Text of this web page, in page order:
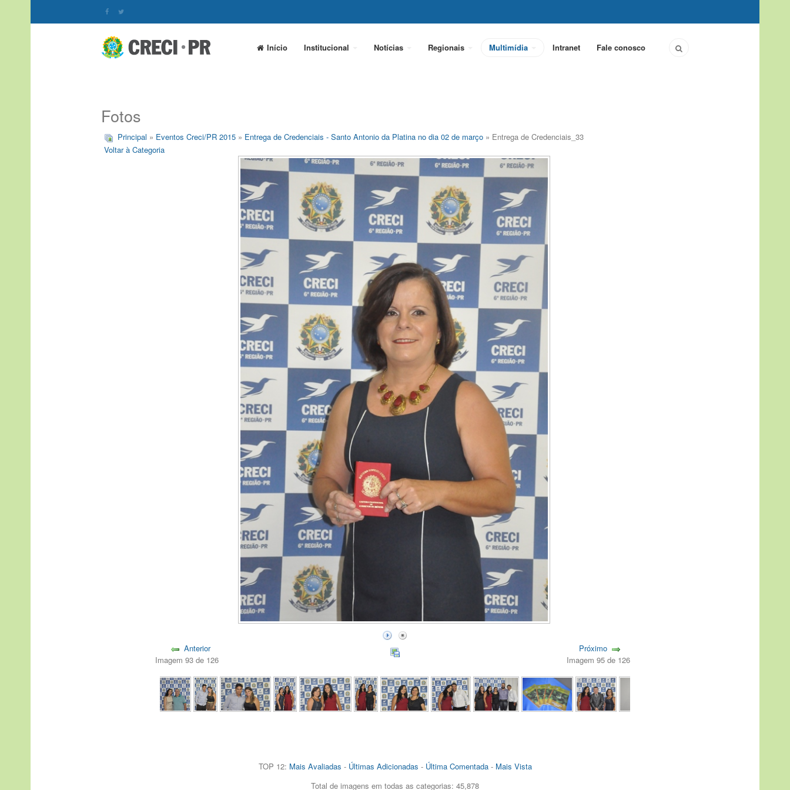
Início Institucional Notícias Regionais Multimídia Intranet Fale conosco
Fotos
Principal » Eventos Creci/PR 2015 » Entrega de Credenciais - Santo Antonio da Platina no dia 02 de março » Entrega de Credenciais_33
Voltar à Categoria
Anterior
Imagem 93 de 126
Próximo
Imagem 95 de 126
TOP 12: Mais Avaliadas - Últimas Adicionadas - Última Comentada- Mais Vista
Total de imagens em todas as categorias: 45,878